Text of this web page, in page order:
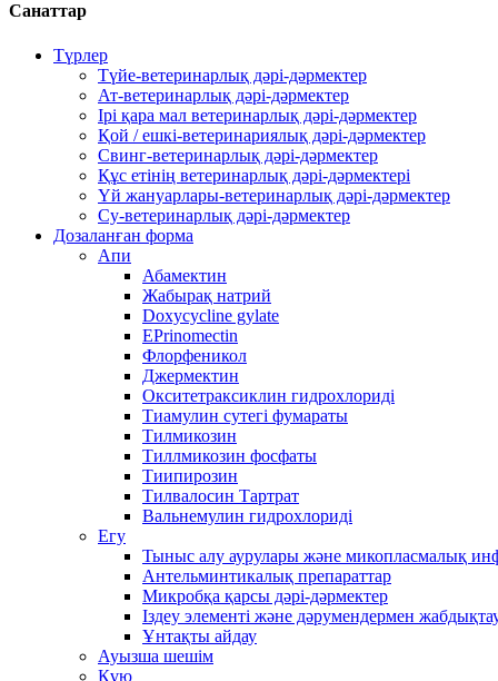
Санаттар
Түрлер
Түйе-ветеринарлық дәрі-дәрмектер
Ат-ветеринарлық дәрі-дәрмектер
Ірі қара мал ветеринарлық дәрі-дәрмектер
Қой / ешкі-ветеринариялық дәрі-дәрмектер
Свинг-ветеринарлық дәрі-дәрмектер
Құс етінің ветеринарлық дәрі-дәрмектері
Үй жануарлары-ветеринарлық дәрі-дәрмектер
Су-ветеринарлық дәрі-дәрмектер
Дозаланған форма
Апи
Абамектин
Жабырақ натрий
Doxycycline gylate
EPrinomectin
Флорфеникол
Джермектин
Окситетраксиклин гидрохлориді
Тиамулин сутегі фумараты
Тилмикозин
Тиллмикозин фосфаты
Тиипирозин
Тилвалосин Тартрат
Вальнемулин гидрохлориді
Егу
Тыныс алу аурулары және микопласмалық
Антельминтикалық препараттар
Микробқа қарсы дәрі-дәрмектер
Іздеу элементі және дәрумендермен
Ұнтақты айдау
Ауызша шешім
Құю